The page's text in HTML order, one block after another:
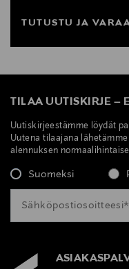
TUTUSTU JA
TILAA UUTISKIRJE –
Uutiskirjeestämme löydät
Uutena tilaajana
alennuksen
Suomeksi